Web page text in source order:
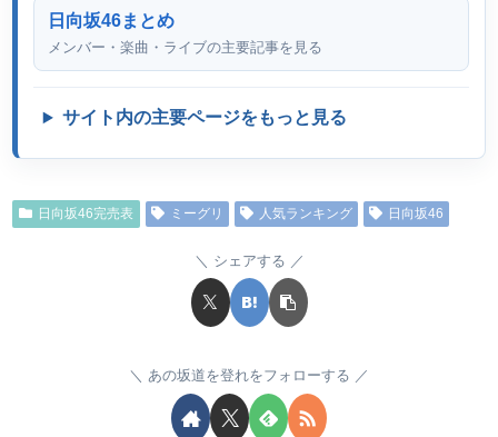
日向坂46まとめ
メンバー・楽曲・ライブの主要記事を見る
サイト内の主要ページをもっと見る
日向坂46完売表 ミーグリ 人気ランキング 日向坂46
シェアする
あの坂道を登れをフォローする